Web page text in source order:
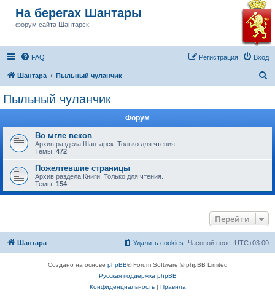
На берегах Шантары
форум сайта Шантарск
FAQ Вход
Регистрация
Шантара Пыльный чуланчик
Пыльный чуланчик
Форум
Во мгле веков
Архив раздела Шантарск. Только для чтения.
Темы: 472
Пожелтевшие страницы
Архив раздела Книги. Только для чтения.
Темы: 154
Перейти
Шантара Часовой пояс: UTC+03:00
Удалить cookies
Создано на основе phpBB® Forum Software © phpBB Limited
Русская поддержка phpBB
Конфиденциальность| Правила